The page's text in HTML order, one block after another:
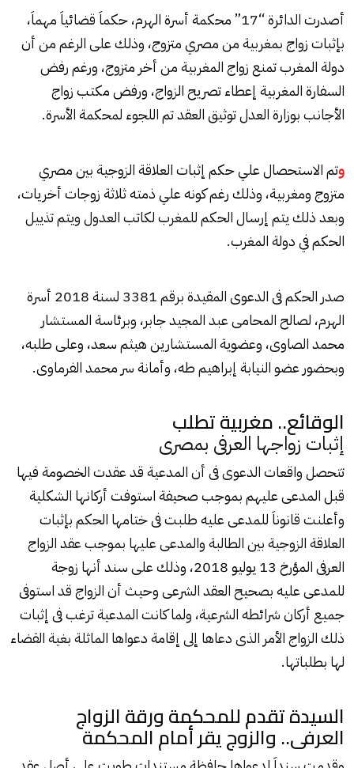
أصدرت الدائرة “17” محكمة أسرة الهرم، حكماَ قضائياَ مهماَ،
بإثبات زواج بمغربية من مصري متزوج، وذلك على الرغم من أن
دولة المغرب تمنع زواج المغربية من أخر متزوج، ورغم رفض
السفارة المغربية إعطاء تصريح الزواج، ورفض مكتب زواج
الأجانب بوزارة العدل توثيق العقد تم اللجوء لمحكمة الأسرة.
وتم الاستحصال علي حكم إثبات العلاقة الزوجية بين مصري
متزوج ومغربية، وذلك رغم كونه علي ذمته ثلاثة زوجات أخريات،
وبعد ذلك يتم إرسال الحكم للمغرب لكاتب العدول ويتم تذييل
الحكم في دولة المغرب.
صدر الحكم فى الدعوى المقيدة برقم 3381 لسنة 2018 أسرة
الهرم، لصالح المحامى عبد المجيد جابر، وبرئاسة المستشار
محمد الصاوى، وعضوية المستشارين هيثم سعد، وعلى طلبه،
وبحضور عضو النيابة إبراهيم طه، وأمانة سر محمد الفرماوى.
الوقائع.. مغربية تطلب
إثبات زواجها العرفى بمصرى
تتحصل واقعات الدعوى فى أن المدعية قد عقدت الخصومة فيها
قبل المدعى عليهم بموجب صحيفة استوفت أركانها الشكلية
وأعلنت قانوناَ للمدعى عليه طلبت فى ختامها الحكم بإثبات
العلاقة الزوجية بين الطالبة والمدعى عليها بموجب عقد الزواج
العرفى المؤرخ 13 يوليو 2018، وذلك على سند أنها زوجة
للمدعى عليه بصحيح العقد الشرعى وحيث أن الزواج قد استوفى
جميع أركان شرائطه الشرعية، ولما كانت المدعية ترغب فى إثبات
ذلك الزواج الأمر الذى دعاها إلى إقامة دعواها الماثلة بغية القضاء
لها بطلباتها.
السيدة تقدم للمحكمة ورقة الزواج
العرفى.. والزوج يقر أمام المحكمة